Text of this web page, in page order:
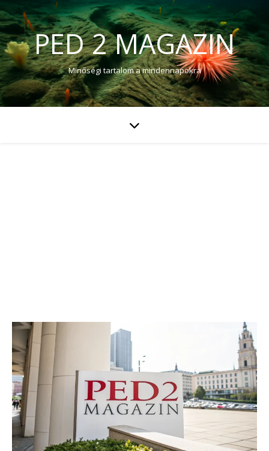
PED 2 MAGAZIN
Minőségi tartalom a mindennapokra